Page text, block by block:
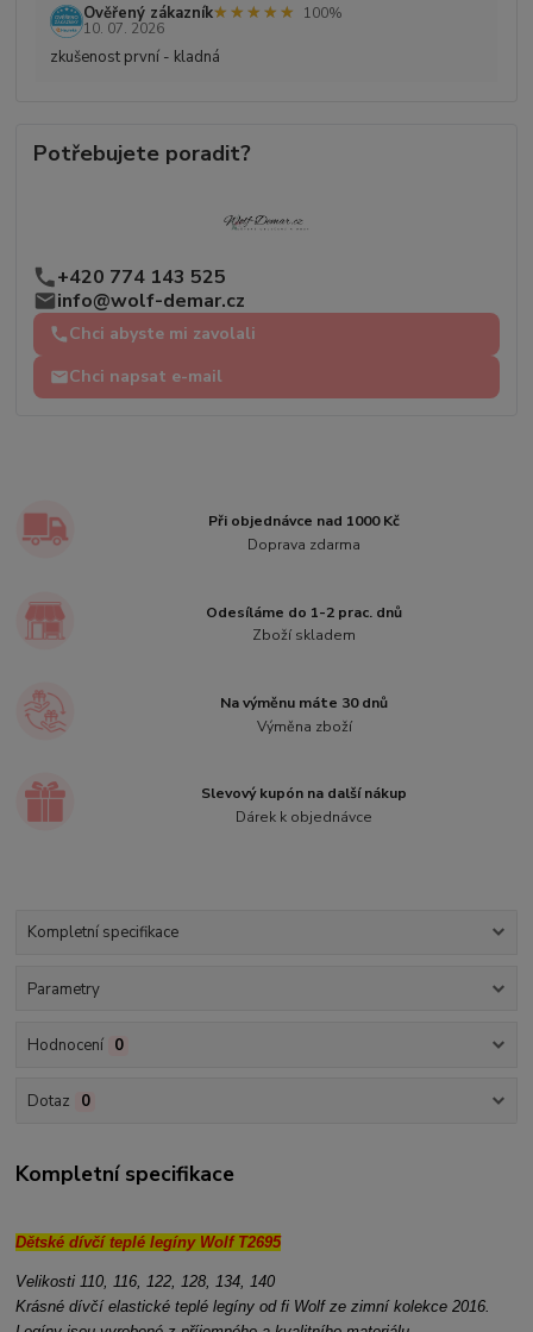
Ověřený zákazník★★★★★
★★★★★
100%
10. 07. 2026
zkušenost první - kladná
Potřebujete poradit?
+420 774 143 525
info@wolf-demar.cz
Chci abyste mi zavolali
Chci napsat e-mail
Při objednávce nad 1000 Kč
Doprava zdarma
Odesíláme do 1-2 prac. dnů
Zboží skladem
Na výměnu máte 30 dnů
Výměna zboží
Slevový kupón na další nákup
Dárek k objednávce
Kompletní specifikace
Parametry
Hodnocení 0
Dotaz 0
Kompletní specifikace
Dětské dívčí teplé legíny Wolf T2695
Velikosti 110, 116, 122, 128, 134, 140
Krásné dívčí elastické teplé legíny od fi Wolf ze zimní kolekce 2016.